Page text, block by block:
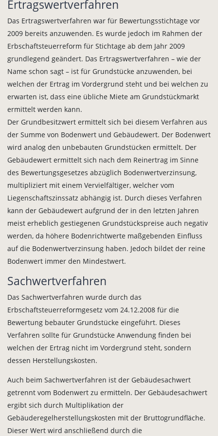
Ertragswertverfahren
Das Ertragswertverfahren war für Bewertungsstichtage vor
2009 bereits anzuwenden. Es wurde jedoch im Rahmen der
Erbschaftsteuerreform für Stichtage ab dem Jahr 2009
grundlegend geändert. Das Ertragswertverfahren – wie der
Name schon sagt – ist für Grundstücke anzuwenden, bei
welchen der Ertrag im Vordergrund steht und bei welchen zu
erwarten ist, dass eine übliche Miete am Grundstückmarkt
ermittelt werden kann.
Der Grundbesitzwert ermittelt sich bei diesem Verfahren aus
der Summe von Bodenwert und Gebäudewert. Der Bodenwert
wird analog den unbebauten Grundstücken ermittelt. Der
Gebäudewert ermittelt sich nach dem Reinertrag im Sinne
des Bewertungsgesetzes abzüglich Bodenwertverzinsung,
multipliziert mit einem Vervielfältiger, welcher vom
Liegenschaftszinssatz abhängig ist. Durch dieses Verfahren
kann der Gebäudewert aufgrund der in den letzten Jahren
meist erheblich gestiegenen Grundstückspreise auch negativ
werden, da höhere Bodenrichtwerte maßgebenden Einfluss
auf die Bodenwertverzinsung haben. Jedoch bildet der reine
Bodenwert immer den Mindestwert.
Sachwertverfahren
Das Sachwertverfahren wurde durch das
Erbschaftsteuerreformgesetz vom 24.12.2008 für die
Bewertung bebauter Grundstücke eingeführt. Dieses
Verfahren sollte für Grundstücke Anwendung finden bei
welchen der Ertrag nicht im Vordergrund steht, sondern
dessen Herstellungskosten.
Auch beim Sachwertverfahren ist der Gebäudesachwert
getrennt vom Bodenwert zu ermitteln. Der Gebäudesachwert
ergibt sich durch Multiplikation der
Gebäuderegelherstellungskosten mit der Bruttogrundfläche.
Dieser Wert wird anschließend durch die